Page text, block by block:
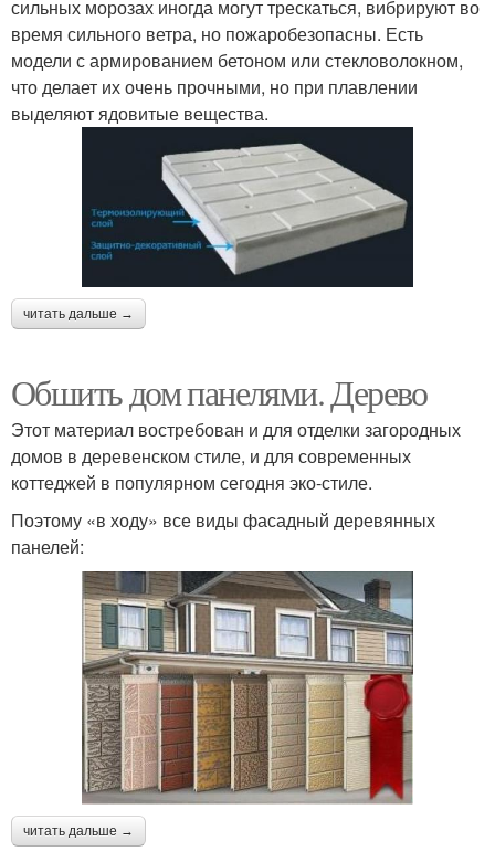
сильных морозах иногда могут трескаться, вибрируют во
время сильного ветра, но пожаробезопасны. Есть
модели с армированием бетоном или стекловолокном,
что делает их очень прочными, но при плавлении
выделяют ядовитые вещества.
читать дальше →
Обшить дом панелями. Дерево
Этот материал востребован и для отделки загородных
домов в деревенском стиле, и для современных
коттеджей в популярном сегодня эко-стиле.
Поэтому «в ходу» все виды фасадный деревянных
панелей:
читать дальше →